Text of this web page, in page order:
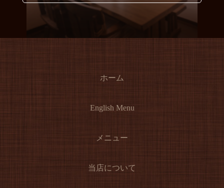
ホーム
English Menu
メニュー
当店について